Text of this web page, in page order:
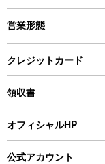
営業形態
クレジットカード
領収書
オフィシャルHP
公式アカウント